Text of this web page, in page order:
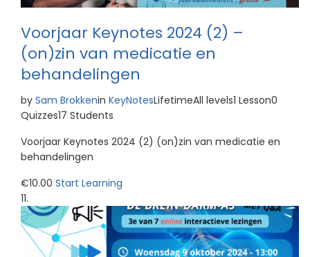
Voorjaar Keynotes 2024 (2) –
(on)zin van medicatie en
behandelingen
by Sam Brokkenin KeyNotesLifetimeAll levels1 Lesson0
Quizzes17 Students
Voorjaar Keynotes 2024 (2) (on)zin van medicatie en
behandelingen
€10.00 Start Learning